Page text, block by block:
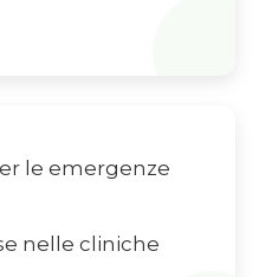
le emergenze
nelle cliniche